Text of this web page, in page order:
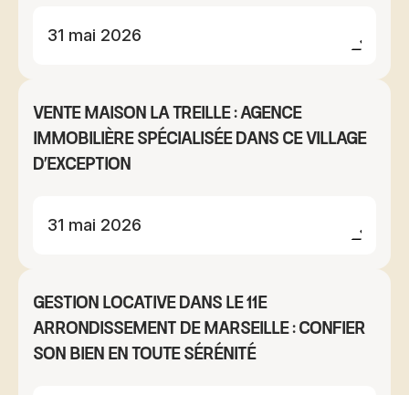
31 mai 2026
Vente maison La Treille : agence
immobilière spécialisée dans ce village
d'exception
31 mai 2026
Gestion locative dans le 11e
arrondissement de Marseille : confier
son bien en toute sérénité